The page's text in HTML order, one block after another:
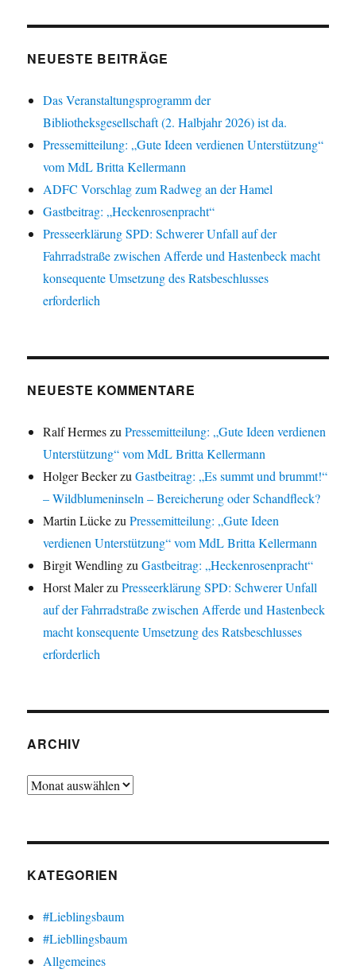
NEUESTE BEITRÄGE
Das Veranstaltungsprogramm der
Bibliotheksgesellschaft (2. Halbjahr 2026) ist da.
Pressemitteilung: „Gute Ideen verdienen Unterstützung“
vom MdL Britta Kellermann
ADFC Vorschlag zum Radweg an der Hamel
Gastbeitrag: „Heckenrosenpracht“
Presseerklärung SPD: Schwerer Unfall auf der
Fahrradstraße zwischen Afferde und Hastenbeck macht
konsequente Umsetzung des Ratsbeschlusses
erforderlich
NEUESTE KOMMENTARE
Ralf HermeszuPressemitteilung: „Gute Ideen verdienen
Unterstützung“ vom MdL Britta Kellermann
Holger BeckerzuGastbeitrag: „Es summt und brummt!“
– Wildblumeninseln – Bereicherung oder Schandfleck?
Martin LückezuPressemitteilung: „Gute Ideen
verdienen Unterstützung“ vom MdL Britta Kellermann
Birgit WendlingzuGastbeitrag: „Heckenrosenpracht“
Horst MalerzuPresseerklärung SPD: Schwerer Unfall
auf der Fahrradstraße zwischen Afferde und Hastenbeck
macht konsequente Umsetzung des Ratsbeschlusses
erforderlich
ARCHIV
Archiv
KATEGORIEN
#Lieblingsbaum
#Liebllingsbaum
Allgemeines